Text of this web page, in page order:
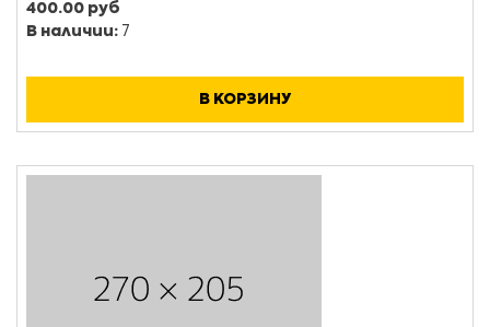
400.00 руб
В наличии: 7
В КОРЗИНУ